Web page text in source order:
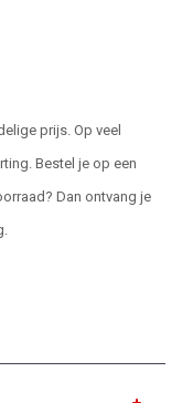
prijs. Op veel
Bestel je op een
Dan ontvang je